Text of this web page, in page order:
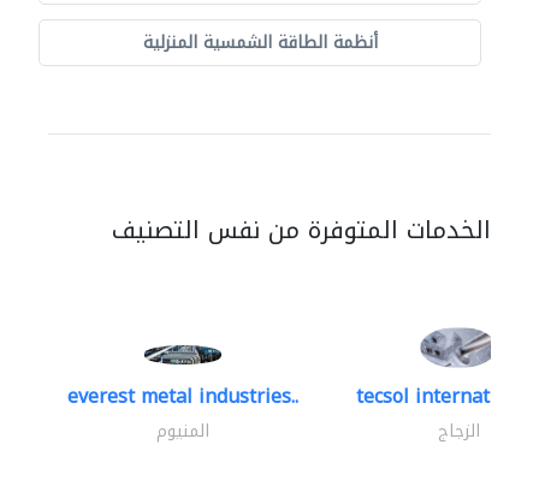
أنظمة الطاقة الشمسية المنزلية
الخدمات المتوفرة من نفس التصنيف
everest metal industries..
المنيوم
tecsol
الزجاج